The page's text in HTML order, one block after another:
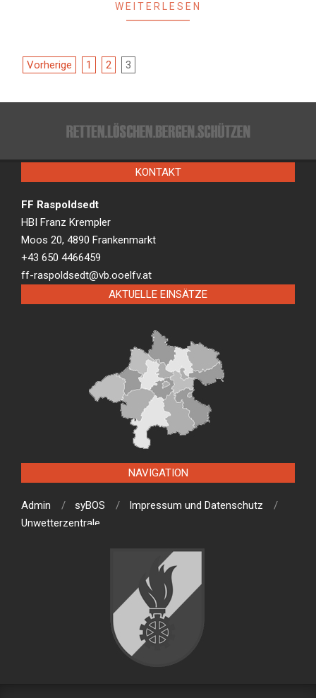
WEITERLESEN
Beitragsnavigation
Vorherige 1 2 3
KONTAKT
FF Raspoldsedt
HBI Franz Krempler
Moos 20, 4890 Frankenmarkt
+43 650 4466459
ff-raspoldsedt@vb.ooelfv.at
AKTUELLE EINSÄTZE
NAVIGATION
Admin syBOS
Impressum und Datenschutz
Unwetterzentrale